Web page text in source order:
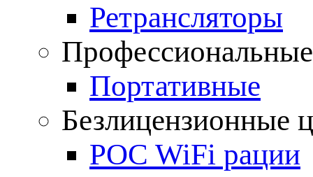
Ретрансляторы
Портативные
Безлицензионные
POC WiFi рации